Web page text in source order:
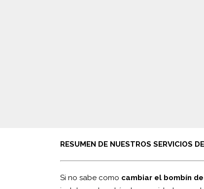
RESUMEN DE NUESTROS SERVICIOS
Si no sabe como cambiar el bombín